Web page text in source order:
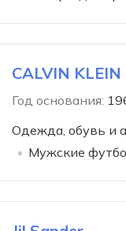
CALVIN KLEIN
Год основания:
Одежда, обувь и
Мужские